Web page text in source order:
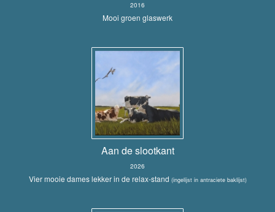
2016
Mooi groen glaswerk
Aan de slootkant
2026
Vier mooie dames lekker in de relax-stand (ingelijst in antraciete baklijst)